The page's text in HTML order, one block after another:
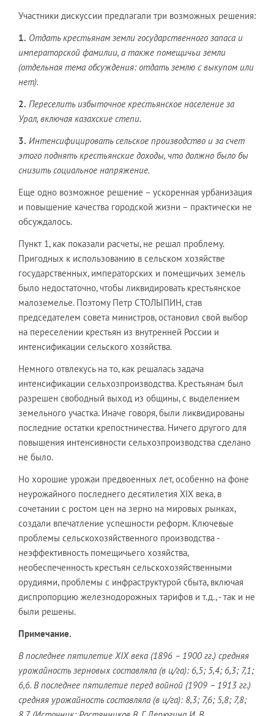
Участники дискуссии предлагали три возможных решения:
1. Отдать крестьянам земли государственного запаса и
императорской фамилии, а также помещичьи земли
(отдельная тема обсуждения: отдать землю с выкупом или
нет).
2. Переселить избыточное крестьянское население за
Урал, включая казахские степи.
3. Интенсифицировать сельское производство и за счет
этого поднять крестьянские доходы, что должно было бы
снизить социальное напряжение.
Еще одно возможное решение – ускоренная урбанизация
и повышение качества городской жизни – практически не
обсуждалось.
Пункт 1, как показали расчеты, не решал проблему.
Пригодных к использованию в сельском хозяйстве
государственных, императорских и помещичьих земель
было недостаточно, чтобы ликвидировать крестьянское
малоземелье. Поэтому Петр СТОЛЫПИН, став
председателем совета министров, остановил свой выбор
на переселении крестьян из внутренней России и
интенсификации сельского хозяйства.
Немного отвлекусь на то, как решалась задача
интенсификации сельхозпроизводства. Крестьянам был
разрешен свободный выход из общины, с выделением
земельного участка. Иначе говоря, были ликвидированы
последние остатки крепостничества. Ничего другого для
повышения интенсивности сельхозпроизводства сделано
не было.
Но хорошие урожаи предвоенных лет, особенно на фоне
неурожайного последнего десятилетия XIX века, в
сочетании с ростом цен на зерно на мировых рынках,
создали впечатление успешности реформ. Ключевые
проблемы сельскохозяйственного производства -
неэффективность помещичьего хозяйства,
необеспеченность крестьян сельскохозяйственными
орудиями, проблемы с инфраструктурой сбыта, включая
диспропорцию железнодорожных тарифов и т.д., - так и не
были решены.
Примечание.
В последнее пятилетие XIXвека (1896 – 1900 гг.) средняя
урожайность зерновых составляла (в ц/га): 6,5; 5,4; 6,3; 7,1;
6,6. В последнее пятилетие перед войной (1909 – 1913 гг.)
средняя урожайность составляла (в ц/га): 8,3; 7,6; 5,8; 7,8;